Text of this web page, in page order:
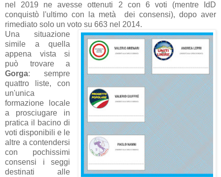
nel 2019 ne avesse ottenuti 2 con 6 voti (mentre IdD
conquistò l'ultimo con la metà dei consensi), dopo aver
rimediato solo un voto su 663 nel 2014.
Una situazione
simile a quella
appena vista si
può trovare a
Gorga: sempre
quattro liste, con
un'unica
formazione locale
a prosciugare in
pratica il bacino di
voti disponibili e le
altre a contendersi
con pochissimi
consensi i seggi
destinati alle